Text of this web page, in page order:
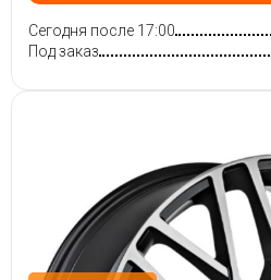
Сегодня после 17:00
Под заказ